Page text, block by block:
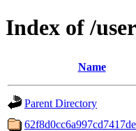
Index of /
Name
Parent Directory